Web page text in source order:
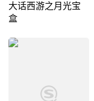
大话西游之月光宝
盒